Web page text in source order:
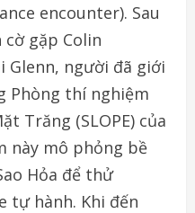
encounter). Sau
gặp Colin
Glenn, người đã giới
Phòng thí nghiệm
Trăng (SLOPE) của
này mô phỏng bề
Hỏa để thử
tự hành. Khi đến